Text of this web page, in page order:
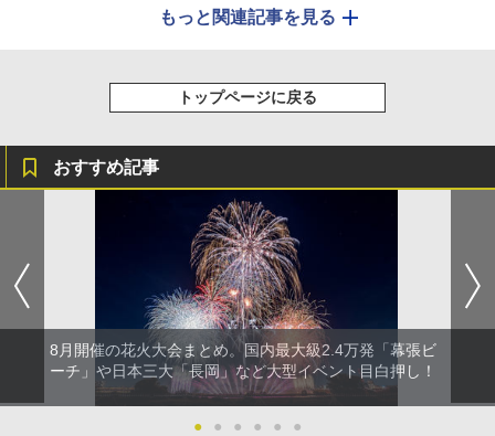
もっと関連記事を見る
トップページに戻る
おすすめ記事
8月開催の花火大会まとめ。国内最大級2.4万発「幕張ビ
ーチ」や日本三大「長岡」など大型イベント目白押し！
● ● ● ● ● ●